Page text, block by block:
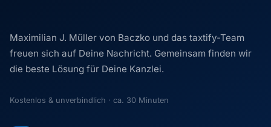
Maximilian J. Müller von Baczko und das taxtify-Team
freuen sich auf Deine Nachricht. Gemeinsam finden wir
die beste Lösung für Deine Kanzlei.
Kostenlos & unverbindlich · ca. 30 Minuten